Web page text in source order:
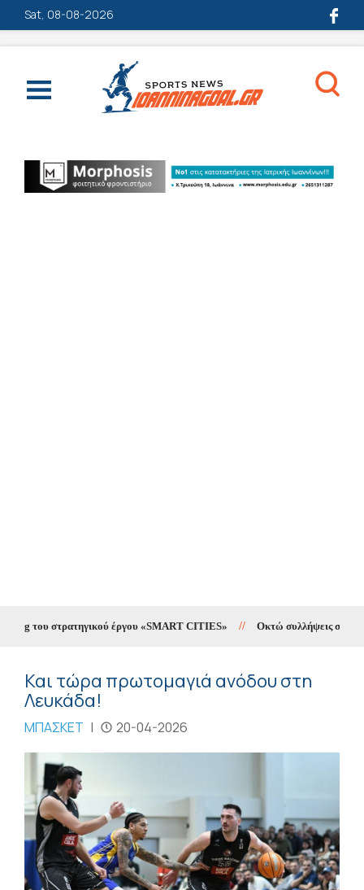
Sat, 08-08-2026
του στρατηγικού έργου «SMART CITIES» // Οκτώ συλλήψεις σε δέκα
Και τώρα πρωτομαγιά ανόδου στη
Λευκάδα!
ΜΠΑΣΚΕΤ | 20-04-2026